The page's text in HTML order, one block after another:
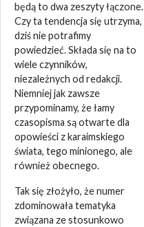
będą to dwa zeszyty łączone.
Czy ta tendencja się utrzyma,
dziś nie potrafimy
powiedzieć. Składa się na to
wiele czynników,
niezależnych od redakcji.
Niemniej jak zawsze
przypominamy, że łamy
czasopisma są otwarte dla
opowieści z karaimskiego
świata, tego minionego, ale
również obecnego.
Tak się złożyło, że numer
zdominowała tematyka
związana ze stosunkowo